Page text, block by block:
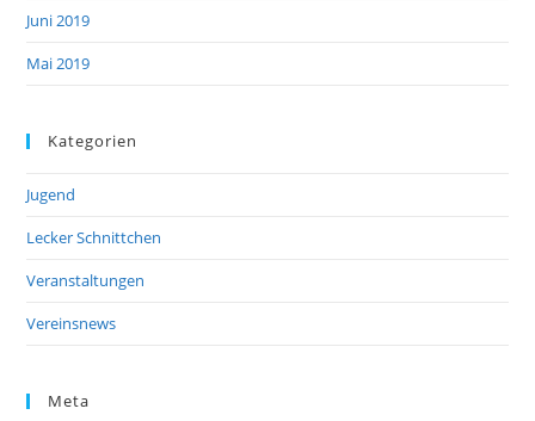
Juni 2019
Mai 2019
Kategorien
Jugend
Lecker Schnittchen
Veranstaltungen
Vereinsnews
Meta